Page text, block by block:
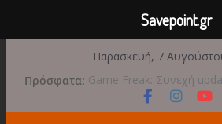
περιεχόμενο
Παρασκευή, 7
Πρόσφατα: Game Freak: Συνεχή
Reincarnation μετά την
Μια φωτογραφική
Savepoint.gr